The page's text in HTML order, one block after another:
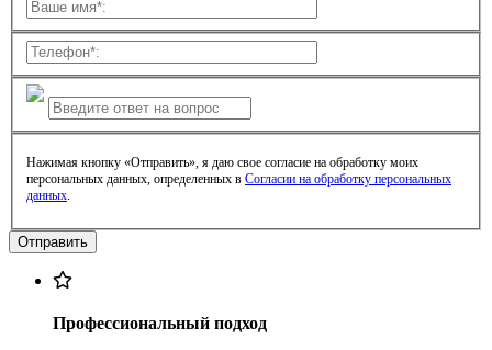
Нажимая кнопку «Отправить», я даю свое согласие на обработку моих
персональных данных, определенных в Согласии на обработку персональных
данных.
Профессиональный подход